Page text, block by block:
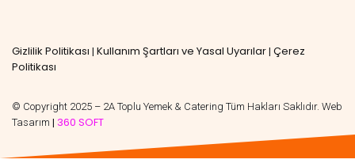
Gizlilik Politikası | Kullanım Şartları ve Yasal Uyarılar | Çerez
Politikası
© Copyright 2025 – 2A Toplu Yemek & Catering Tüm Hakları Saklıdır. Web
Tasarım | 360 SOFT